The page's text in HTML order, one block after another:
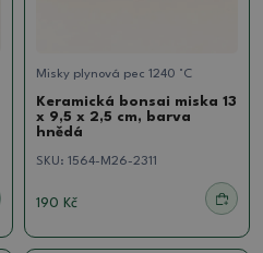
Misky plynová pec 1240 °C
Keramická bonsai miska 13
x 9,5 x 2,5 cm, barva
hnědá
SKU: 1564-M26-2311
190 Kč